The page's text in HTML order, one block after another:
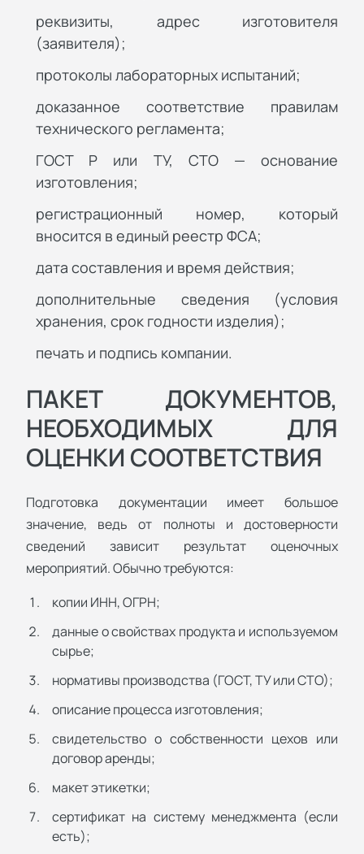
реквизиты, адрес изготовителя
(заявителя);
протоколы лабораторных испытаний;
доказанное соответствие правилам
технического регламента;
ГОСТ Р или ТУ, СТО — основание
изготовления;
регистрационный номер, который
вносится в единый реестр ФСА;
дата составления и время действия;
дополнительные сведения (условия
хранения, срок годности изделия);
печать и подпись компании.
ПАКЕТ ДОКУМЕНТОВ,
НЕОБХОДИМЫХ ДЛЯ
ОЦЕНКИ СООТВЕТСТВИЯ
Подготовка документации имеет большое
значение, ведь от полноты и достоверности
сведений зависит результат оценочных
мероприятий. Обычно требуются:
копии ИНН, ОГРН;
данные о свойствах продукта и используемом
сырье;
нормативы производства (ГОСТ, ТУ или СТО);
описание процесса изготовления;
свидетельство о собственности цехов или
договор аренды;
макет этикетки;
сертификат на систему менеджмента (если
есть);